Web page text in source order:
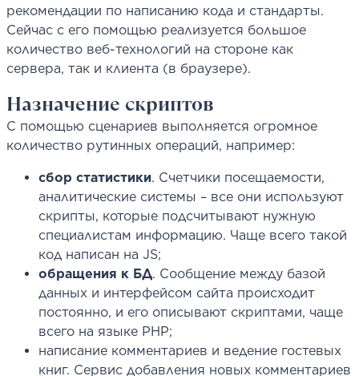
рекомендации по написанию кода и стандарты.
Сейчас с его помощью реализуется большое
количество веб-технологий на стороне как
сервера, так и клиента (в браузере).
Назначение скриптов
С помощью сценариев выполняется огромное
количество рутинных операций, например:
сбор статистики. Счетчики посещаемости,
аналитические системы – все они используют
скрипты, которые подсчитывают нужную
специалистам информацию. Чаще всего такой
код написан на JS;
обращения к БД. Сообщение между базой
данных и интерфейсом сайта происходит
постоянно, и его описывают скриптами, чаще
всего на языке PHP;
написание комментариев и ведение гостевых
книг. Сервис добавления новых комментариев